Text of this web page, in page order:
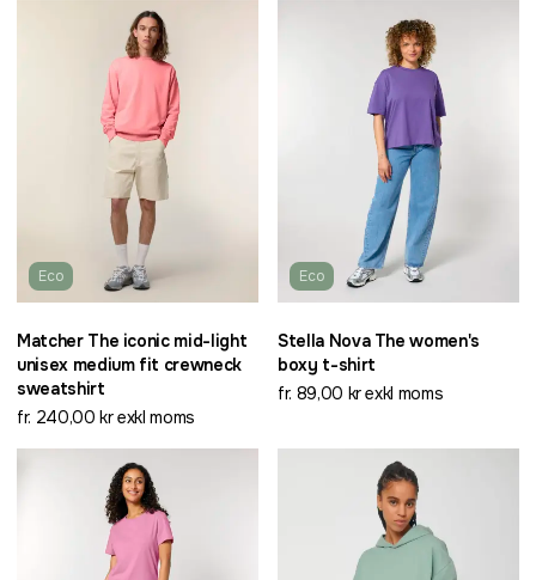
Eco
Matcher The iconic mid-light
unisex medium fit crewneck
sweatshirt
fr. 240,00 kr exkl moms
Eco
Stella Nova The women's
boxy t-shirt
fr. 89,00 kr exkl moms